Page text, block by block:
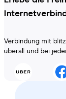
Verbindung mit
überall und bei